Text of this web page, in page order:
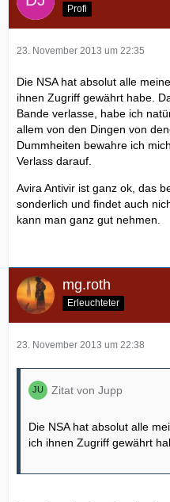
Profi
23. November 2013 um 22:35
Die NSA hat absolut alle
ihnen Zugriff gewährt habe.
Bande verlasse, habe ich
allem von den Dingen von
Dummheiten bewahre ich
Verlass darauf.
Avira Antivir ist ganz ok, das
sonderlich und findet auch
kann man ganz gut nehmen.
mg.roth
Erleuchteter
23. November 2013 um 22:38
Zitat von Jupp
Die NSA hat absolut alle
ich ihnen Zugriff gewährt